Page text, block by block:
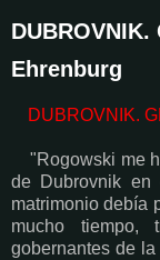
DUBROVNIK.
Ehrenburg
DUBROVNIK.
"Rogowski me
de Dubrovnik
matrimonio debía
mucho tiempo,
gobernantes de